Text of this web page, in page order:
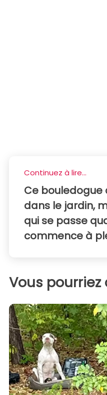
Continuez à lire...
Ce bouledogue
dans le jardin,
qui se passe
commence à
Vous